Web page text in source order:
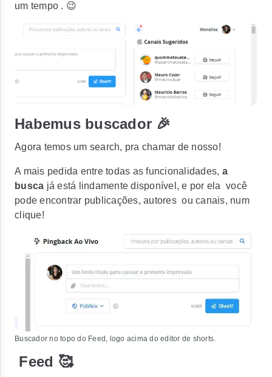
um tempo . 😉
Habemus buscador 🎉
Agora temos um search, pra chamar de nosso!
A mais pedida entre todas as funcionalidades, a
busca já está lindamente disponível, e por ela você
pode encontrar publicações, autores ou canais, num
clique!
Buscador no topo do Feed, logo acima do editor de shorts.
Feed 🥰